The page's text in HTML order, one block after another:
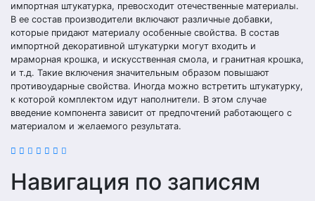
импортная штукатурка, превосходит отечественные материалы.
В ее состав производители включают различные добавки,
которые придают материалу особенные свойства. В состав
импортной декоративной штукатурки могут входить и
мраморная крошка, и искусственная смола, и гранитная крошка,
и т.д. Такие включения значительным образом повышают
противоударные свойства. Иногда можно встретить штукатурку,
к которой комплектом идут наполнители. В этом случае
введение компонента зависит от предпочтений работающего с
материалом и желаемого результата.
Навигация по записям